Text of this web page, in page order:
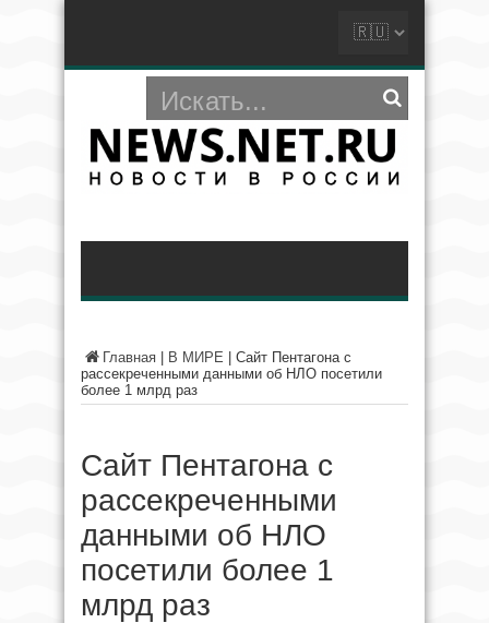
Главная В МИРЕ
Сайт Пентагона с
рассекреченными данными об НЛО посетили
более 1 млрд раз
Сайт Пентагона с
рассекреченными
данными об НЛО
посетили более 1
млрд раз